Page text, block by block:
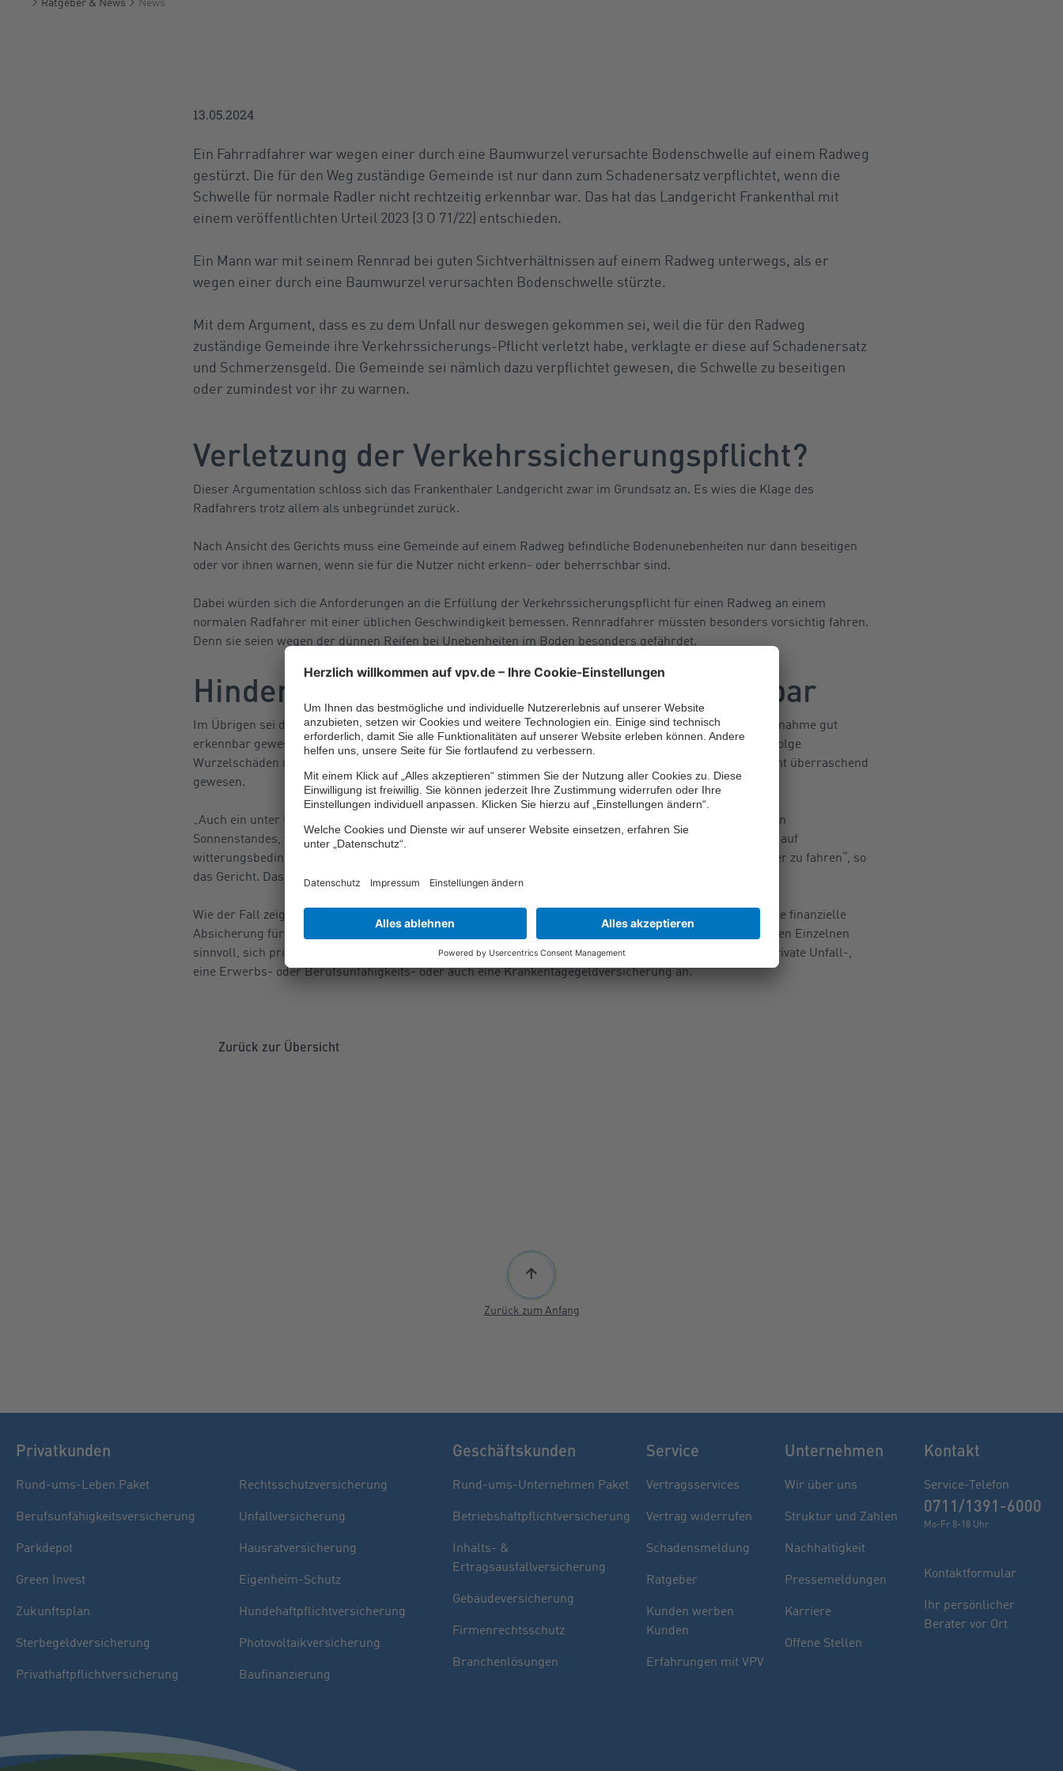
Finden Sie Ihren Berater
Sie haben noch Fragen oder möchten sich
indivuell beraten lassen.
13.05.2024
Ein Fahrradfahrer war wegen einer durch eine Baumwurzel verursachte Bodenschwelle auf einem Radweg
gestürzt. Die für den Weg zuständige Gemeinde ist nur dann zum Schadenersatz verpflichtet, wenn die
Schwelle für normale Radler nicht rechtzeitig erkennbar war. Das hat das Landgericht Frankenthal mit
einem veröffentlichten Urteil 2023 (3 O 71/22) entschieden.
Ein Mann war mit seinem Rennrad bei guten Sichtverhältnissen auf einem Radweg unterwegs, als er
wegen einer durch eine Baumwurzel verursachten Bodenschwelle stürzte.
Mit dem Argument, dass es zu dem Unfall nur deswegen gekommen sei, weil die für den Radweg
zuständige Gemeinde ihre Verkehrssicherungs-Pflicht verletzt habe, verklagte er diese auf Schadenersatz
und Schmerzensgeld. Die Gemeinde sei nämlich dazu verpflichtet gewesen, die Schwelle zu beseitigen
oder zumindest vor ihr zu warnen.
Verletzung der Verkehrssicherungspflicht?
Dieser Argumentation schloss sich das Frankenthaler Landgericht zwar im Grundsatz an. Es wies die Klage des
Radfahrers trotz allem als unbegründet zurück.
Nach Ansicht des Gerichts muss eine Gemeinde auf einem Radweg befindliche Bodenunebenheiten nur dann beseitigen
oder vor ihnen warnen, wenn sie für die Nutzer nicht erkenn- oder beherrschbar sind.
Dabei würden sich die Anforderungen an die Erfüllung der Verkehrssicherungspflicht für einen Radweg an einem
normalen Radfahrer mit einer üblichen Geschwindigkeit bemessen. Rennradfahrer müssten besonders vorsichtig fahren.
Denn sie seien wegen der dünnen Reifen bei Unebenheiten im Boden besonders gefährdet.
Hindernis war für den Radfahrer erkennbar
Im Übrigen sei die durch die Baumwurzel verursachte Bodenschwelle nach dem Ergebnis der Beweisaufnahme gut
erkennbar gewesen. Unabhängig davon habe der Wegabschnitt auch an anderen Stellen Unebenheiten infolge
Wurzelschäden und Risse aufgewiesen. Die Unebenheit an der Unfallstelle sei für den Kläger folglich nicht überraschend
gewesen.
„Auch ein unter Umständen störendes Licht- und Schattenspiel auf dem Radweg wegen eines ungünstigen
Sonnenstandes, weswegen der Kläger das Hindernis nicht erkannt haben will, ändere daran nichts. Denn auf
witterungsbedingte Umstände hat sich ein Radfahrer einzustellen und dementsprechend noch vorsichtiger zu fahren“, so
das Gericht. Das Urteil ist inzwischen rechtskräftig.
Wie der Fall zeigt, haftet nicht immer ein anderer für einen erlittenen Unfallschaden. Damit zumindest eine finanzielle
Absicherung für mögliche Unfallfolgen wie eine dauerhafte Gesundheitsschädigung besteht, ist es für jeden Einzelnen
sinnvoll, sich privat zu versichern. Die Versicherungswirtschaft bietet hierzu diverse Lösungen wie eine private Unfall-,
eine Erwerbs- oder Berufsunfähigkeits- oder auch eine Krankentagegeldversicherung an.
Zurück zur Übersicht
Zurück zum Anfang
Privatkunden
Rund-ums-Leben Paket
Berufsunfähigkeitsversicherung
Parkdepot
Green Invest
Zukunftsplan
Sterbegeldversicherung
Privathaftpflichtversicherung
Rechtsschutzversicherung
Unfallversicherung
Hausratversicherung
Eigenheim-Schutz
Hundehaftpflichtversicherung
Photovoltaikversicherung
Baufinanzierung
Geschäftskunden
Rund-ums-Unternehmen Paket
Betriebshaftpflichtversicherung
Inhalts- &
Ertragsausfallversicherung
Gebäudeversicherung
Firmenrechtsschutz
Branchenlösungen
Service
Vertragsservices
Vertrag widerrufen
Schadensmeldung
Ratgeber
Kunden werben
Kunden
Erfahrungen mit VPV
Unternehmen
Wir über uns
Struktur und Zahlen
Nachhaltigkeit
Pressemeldungen
Karriere
Offene Stellen
Kontakt
Service-Telefon
0711/1391-6000
Mo-Fr 8-18 Uhr
Kontaktformular
Ihr persönlicher
Berater vor Ort